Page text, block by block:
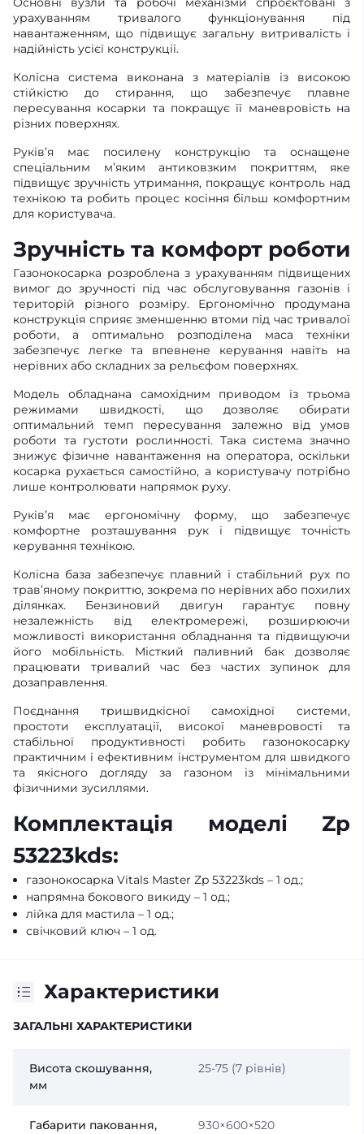
урахуванням тривалого функціонування під
навантаженням, що підвищує загальну витривалість і
надійність усієї конструкції.
Колісна система виконана з матеріалів із високою
стійкістю до стирання, що забезпечує плавне
пересування косарки та покращує її маневровість на
різних поверхнях.
Руків’я має посилену конструкцію та оснащене
спеціальним м’яким антиковзким покриттям, яке
підвищує зручність утримання, покращує контроль над
технікою та робить процес косіння більш комфортним
для користувача.
Зручність та комфорт роботи
Газонокосарка розроблена з урахуванням підвищених
вимог до зручності під час обслуговування газонів і
територій різного розміру. Ергономічно продумана
конструкція сприяє зменшенню втоми під час тривалої
роботи, а оптимально розподілена маса техніки
забезпечує легке та впевнене керування навіть на
нерівних або складних за рельєфом поверхнях.
Модель обладнана самохідним приводом із трьома
режимами швидкості, що дозволяє обирати
оптимальний темп пересування залежно від умов
роботи та густоти рослинності. Така система значно
знижує фізичне навантаження на оператора, оскільки
косарка рухається самостійно, а користувачу потрібно
лише контролювати напрямок руху.
Руків’я має ергономічну форму, що забезпечує
комфортне розташування рук і підвищує точність
керування технікою.
Колісна база забезпечує плавний і стабільний рух по
трав’яному покриттю, зокрема по нерівних або похилих
ділянках. Бензиновий двигун гарантує повну
незалежність від електромережі, розширюючи
можливості використання обладнання та підвищуючи
його мобільність. Місткий паливний бак дозволяє
працювати тривалий час без частих зупинок для
дозаправлення.
Поєднання тришвидкісної самохідної системи,
простоти експлуатації, високої маневровості та
стабільної продуктивності робить газонокосарку
практичним і ефективним інструментом для швидкого
та якісного догляду за газоном із мінімальними
фізичними зусиллями.
Комплектація моделі Zp
53223kds:
газонокосарка Vitals Master Zp 53223kds – 1 од.;
напрямна бокового викиду – 1 од.;
лійка для мастила – 1 од.;
свічковий ключ – 1 од.
Характеристики
ЗАГАЛЬНІ ХАРАКТЕРИСТИКИ
Висота скошування,
мм
25-75 (7 рівнів)
Габарити паковання,
930×600×520